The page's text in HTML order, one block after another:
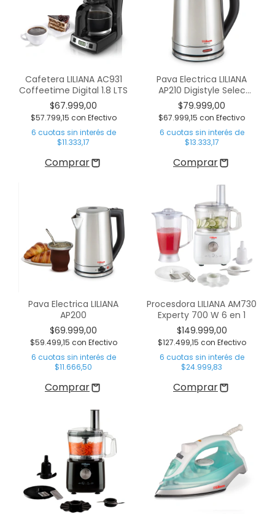
Cafetera LILIANA AC931
Coffeetime Digital 1.8 LTS
$67.999,00
$57.799,15 con Efectivo
6 cuotas sin interés de
$11.333,17
Pava Electrica LILIANA
AP210 Digistyle Selec
Digital
$79.999,00
$67.999,15 con Efectivo
6 cuotas sin interés de
$13.333,17
Pava Electrica LILIANA
AP200
$69.999,00
$59.499,15 con Efectivo
6 cuotas sin interés de
$11.666,50
Procesdora LILIANA AM730
Experty 700 W 6 en 1
$149.999,00
$127.499,15 con Efectivo
6 cuotas sin interés de
$24.999,83